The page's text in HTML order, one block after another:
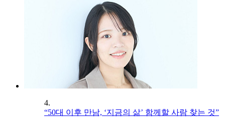
4.
“50대 이후 만남, ‘지금의 삶’ 함께할 사람 찾는 것”